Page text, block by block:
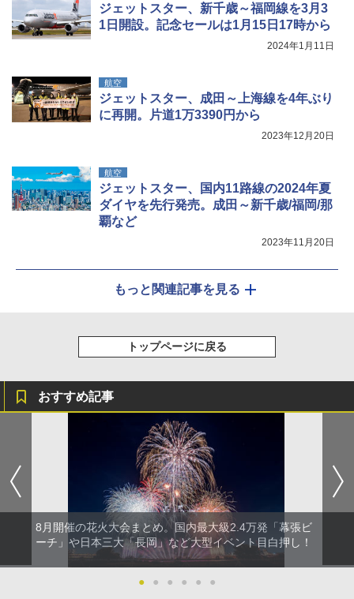
￥3,680
ジェットスター、新千歳～福岡線を3月3
1日開設。記念セールは1月15日17時から
2024年1月11日
航空
ジェットスター、成田～上海線を4年ぶり
に再開。片道1万3390円から
2023年12月20日
航空
ジェットスター、国内11路線の2024年夏
ダイヤを先行発売。成田～新千歳/福岡/那
覇など
2023年11月20日
もっと関連記事を見る
トップページに戻る
おすすめ記事
8月開催の花火大会まとめ。国内最大級2.4万発「幕張ビ
ーチ」や日本三大「長岡」など大型イベント目白押し！
● ● ● ● ● ●